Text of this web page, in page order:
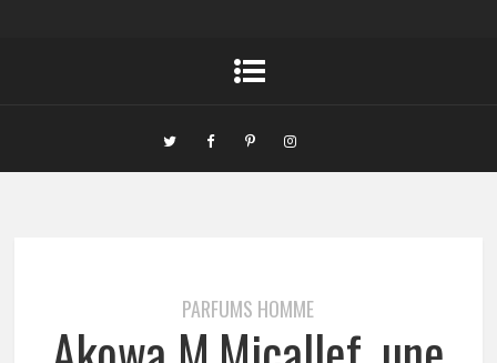
PARFUMS HOMME